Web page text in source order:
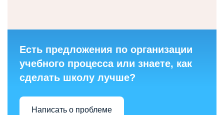
Есть предложения по организации
учебного процесса или знаете, как
сделать школу лучше?
Написать о проблеме